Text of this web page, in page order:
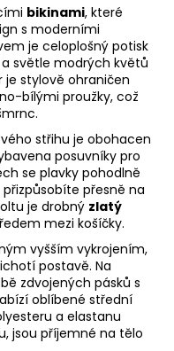
bikinami, které
s moderními
je celoplošný potisk
světle modrých květů
je stylově ohraničen
bílými proužky, což
střihu je obohacen
posuvníky pro
se plavky pohodlně
přesně na
je drobný zlatý
mezi košíčky.
vyšším vykrojením,
postavě. Na
zdvojených pásků s
oblíbené střední
a elastanu
jsou příjemné na tělo